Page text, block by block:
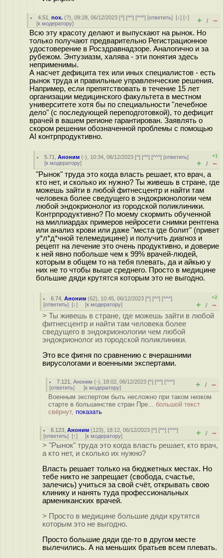
4.51 ,nox. (?), 09:28, 06/12/2023 [^] [^^] [^^^] [ответить][↓] [↑]
[к модератору] + / –
Всю эту красоту делают и выпускают на рынок. Но
только получают предварительно Регистрационное
удостоверение в Росздравнадзоре. Аналогично и за
рубежом. Энтузиазм, халява - эти понятия здесь
неприменимы.
А насчет дефицита тех или иных специалистов - есть
рынок труда и правильные управленческие решения.
Например, если препятствовать в течение 15 лет
организации медицинского факультета в местном
университете хотя бы по специальности "лечебное
дело" (с последующей переподготовкой), то дефицит
врачей в вашем регионе гарантирован. Заявлять о
скором решении обозначенной проблемы с помощью
AI контрпродуктивно.
5.71 ,Аноним (-), 10:34, 06/12/2023 [^] [^^] [^^^] [ответить]
[к модератору]
+1
+ / –
"Рынок" труда это когда власть решает, кто врач, а
кто нет, и сколько их нужно? Ты живешь в стране, где
можешь зайти в любой фитнесцентр и найти там
человека более сведущего в эндокрионологии чем
любой эндокрионолог из городской поликлиники.
Контрпродуктивно? По моему скормить обученной
на миллиардах примеров нейросети снимки рентгена
или анализ крови или даже "места где болит" (привет
у*л*д*чной телемедицине) и получить диагноз и
рецепт на лечение это очень продуктивно, и доверие
к ней явно побольше чем к 99% врачей-людей,
которым в общем то на тебя плевать, да и айкью у
них не то чтобы выше среднего. Просто в медицине
большие дяди крутятся которым это не выгодно.
6.74 ,Аноним (62), 10:45, 06/12/2023 [^] [^^] [^^^]
[ответить] [↓] [к модератору]
+2
+ / –
> Ты живешь в стране, где можешь зайти в любой
фитнесцентр и найти там человека более
сведущего в эндокрионологии чем любой
эндокрионолог из городской поликлиники.
Это все фигня по сравнению с вчерашними
вирусологами и военными экспертами.
7.121 ,Аноним (-), 18:02, 06/12/2023 [^] [^^] [^^^]
[ответить] [к модератору] + / –
Военным экспертом быть несложно при таком низком
старте в большинстве стран Пре... большой текст
свёрнут, показать
6.123 ,Аноним (123), 18:12, 06/12/2023 [^] [^^] [^^^]
[ответить] [↑] [к модератору] + / –
> "Рынок" труда это когда власть решает, кто врач,
а кто нет, и сколько их нужно?
Власть решает только на бюджетных местах. Но
тебе никто не запрещает (свобода, счастье,
залечись) учиться за свой счёт, открывать свою
клинику и нанять туда профессиональных
армениканских врачей.
> Просто в медицине большие дяди крутятся
которым это не выгодно.
Просто большие дяди где-то в другом месте
вылечились. А на меньших братьев всем плевать.